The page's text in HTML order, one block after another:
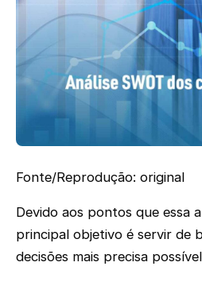
Fonte/Reprodução: original
Devido aos pontos que essa
principal objetivo é servir de
decisões mais precisa